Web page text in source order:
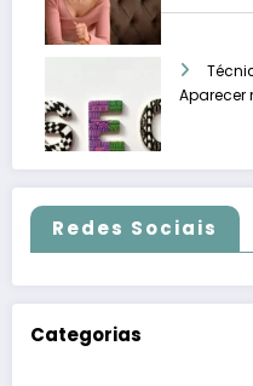
Aparecer
Redes Sociais
Categorias